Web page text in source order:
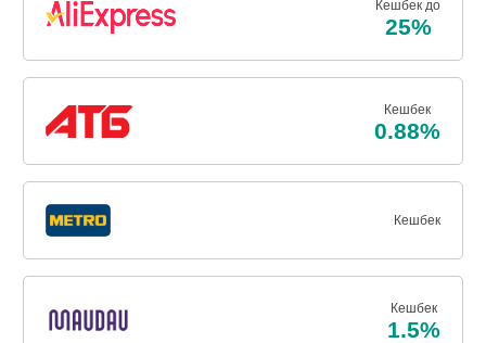
Кешбек до
25%
Кешбек
0.88%
Кешбек
Кешбек
1.5%